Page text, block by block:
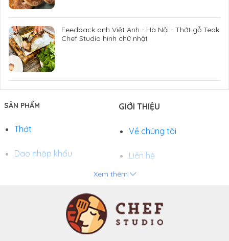
Feedback anh Việt Anh - Hà Nội - Thớt gỗ Teak
Chef Studio hình chữ nhật
SẢN PHẨM
Thớt
Dao nhập khẩu
Khay và Bếp nướng
GIỚI THIỆU
Về chúng tôi
Liên hệ
Tuyển dụng
Xem thêm